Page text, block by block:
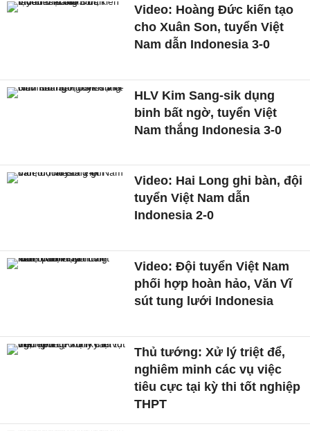
Video: Hoàng Đức kiến tạo
cho Xuân Son, tuyển Việt
Nam dẫn Indonesia 3-0
HLV Kim Sang-sik dụng
binh bất ngờ, tuyển Việt
Nam thắng Indonesia 3-0
Video: Hai Long ghi bàn, đội
tuyển Việt Nam dẫn
Indonesia 2-0
Video: Đội tuyển Việt Nam
phối hợp hoàn hảo, Văn Vĩ
sút tung lưới Indonesia
Thủ tướng: Xử lý triệt để,
nghiêm minh các vụ việc
tiêu cực tại kỳ thi tốt nghiệp
THPT